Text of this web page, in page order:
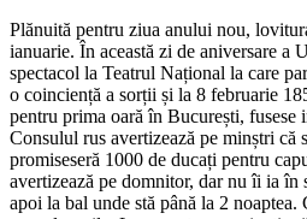
Plănuită pentru ziua anului nou,
ianuarie. În această zi de aniversare a
spectacol la Teatrul Național la care
o coinciență a sorții și la 8 februarie
pentru prima oară în București, fusese
Consulul rus avertizează pe minștri că
promiseseră 1000 de ducați pentru
avertizează pe domnitor, dar nu îi ia în
apoi la bal unde stă până la 2